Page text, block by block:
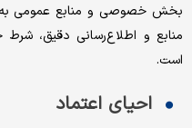
بخش خصوصی و منابع عمومی
منابع و اطلاع‌رسانی دقیق، شرط
است.
احیای اعتماد